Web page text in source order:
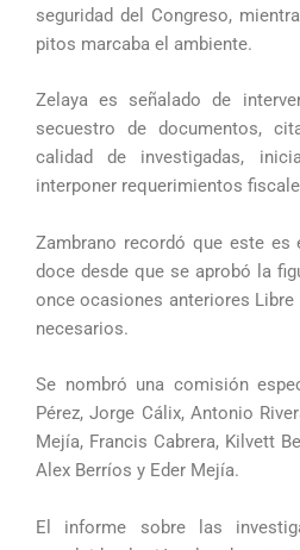
seguridad del Congreso,
pitos marcaba el ambiente.
Zelaya es señalado de
secuestro de documentos,
calidad de investigadas,
interponer requerimientos
Zambrano recordó que este
doce desde que se aprobó la
once ocasiones anteriores
necesarios.
Se nombró una comisión
Pérez, Jorge Cálix, Antonio
Mejía, Francis Cabrera, Kilvett
Alex Berríos y Eder Mejía.
El informe sobre las